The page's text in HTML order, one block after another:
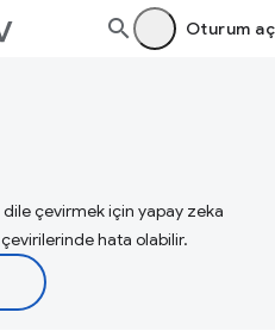
Oturum aç
çevirmek için yapay zeka
hata olabilir.